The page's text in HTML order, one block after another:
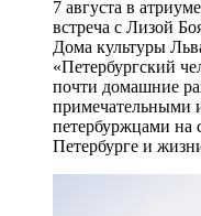
7 августа в
встреча с Лизой
Дома культуры
«Петербургский
почти домашние
примечательными
петербуржцами на
Петербурге и